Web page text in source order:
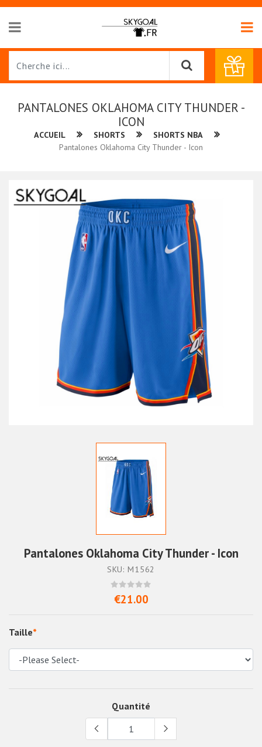
PANTALONES OKLAHOMA CITY THUNDER -
ICON
ACCUEIL SHORTS
SHORTS NBA
Pantalones Oklahoma City Thunder - Icon
Pantalones Oklahoma City Thunder - Icon
SKU: M1562
€21.00
Taille*
Quantité